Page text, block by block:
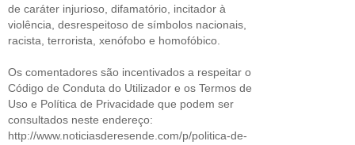
de caráter injurioso, difamatório, incitador à
violência, desrespeitoso de símbolos nacionais,
racista, terrorista, xenófobo e homofóbico.
Os comentadores são incentivados a respeitar o
Código de Conduta do Utilizador e os Termos de
Uso e Política de Privacidade que podem ser
consultados neste endereço:
http://www.noticiasderesende.com/p/politica-de-